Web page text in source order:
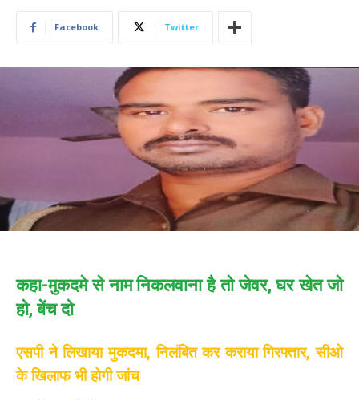
Facebook Twitter
कहा-मुकदमे से नाम निकलवाना है तो जेवर, घर खेत जो
हो, बेंच दो
एसपी ने लिखाया मुकदमा, निलंबित कर कराया गिरफ्तार, सीओ
के खिलाफ भी होगी जांच